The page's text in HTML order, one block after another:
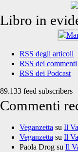
Libro in
RSS degli articoli
RSS dei commenti
RSS dei Podcast
89.133 feed subscribers
Commenti
Veganzetta su Il
Veganzetta su Il
Paola Drog su Il